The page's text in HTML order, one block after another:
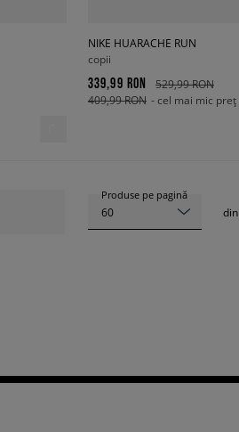
NIKE HUARACHE RUN
copii
339,99 RON
529,99 RON
409,99 RON - cel mai mic preț
Produse pe pagină
60 din